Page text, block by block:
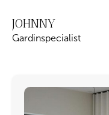
JOHNNY
Gardinspecialist